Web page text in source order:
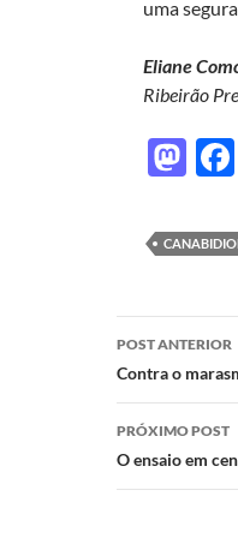
uma
Eliane
Ribeirão
M
to
d
o
n
de
posts
POST ANTERIOR
Contra o
PRÓXIMO POST
O ensaio em